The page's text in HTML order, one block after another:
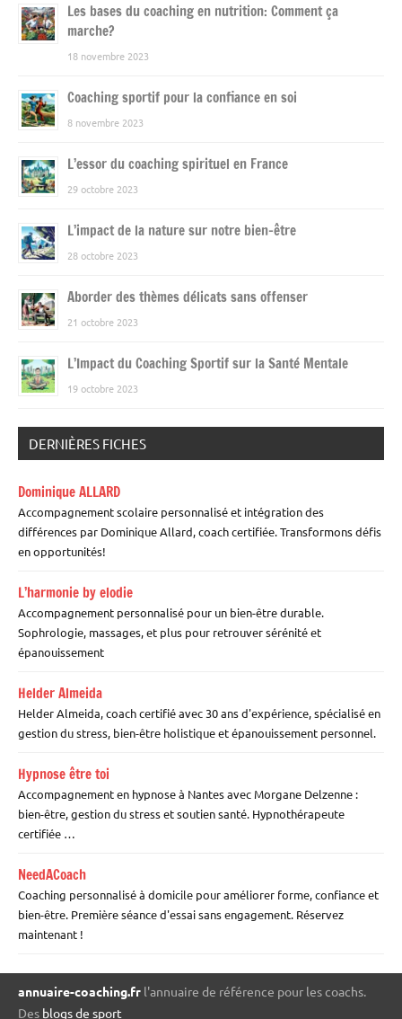
Les bases du coaching en nutrition: Comment ça
marche?
18 novembre 2023
Coaching sportif pour la confiance en soi
8 novembre 2023
L’essor du coaching spirituel en France
29 octobre 2023
L’impact de la nature sur notre bien-être
28 octobre 2023
Aborder des thèmes délicats sans offenser
21 octobre 2023
L’Impact du Coaching Sportif sur la Santé Mentale
19 octobre 2023
DERNIÈRES FICHES
Dominique ALLARD
Accompagnement scolaire personnalisé et intégration des
différences par Dominique Allard, coach certifiée. Transformons défis
en opportunités!
L’harmonie by elodie
Accompagnement personnalisé pour un bien-être durable.
Sophrologie, massages, et plus pour retrouver sérénité et
épanouissement
Helder Almeida
Helder Almeida, coach certifié avec 30 ans d'expérience, spécialisé en
gestion du stress, bien-être holistique et épanouissement personnel.
Hypnose être toi
Accompagnement en hypnose à Nantes avec Morgane Delzenne :
bien-être, gestion du stress et soutien santé. Hypnothérapeute
certifiée …
NeedACoach
Coaching personnalisé à domicile pour améliorer forme, confiance et
bien-être. Première séance d'essai sans engagement. Réservez
maintenant !
annuaire-coaching.fr l'annuaire de référence pour les coachs.
Des blogs de sport